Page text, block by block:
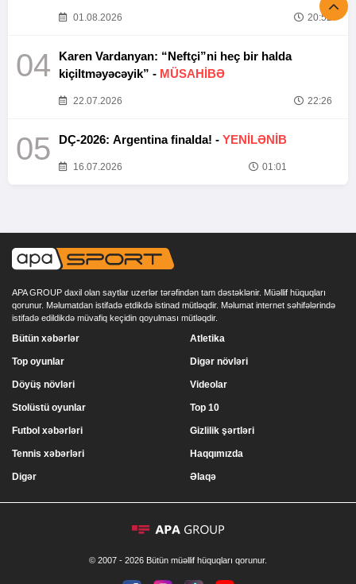
01.08.2026 20:52
04
Karen Vardanyan: “Neftçi”ni heç bir halda
kiçiltməyəcəyik” - MÜSAHİBƏ
22.07.2026 22:26
05 DÇ-2026: Argentina finalda! - YENİLƏNİB
16.07.2026 01:01
APA GROUP daxil olan saytlar uzerlər tərəfindən tam dəstəklənir. Müəllif hüquqları
qorunur. Məlumatdan istifadə etdikdə istinad mütləqdir. Məlumat internet səhifələrində
istifadə edildikdə müvafiq keçidin qoyulması mütləqdir.
Bütün xəbərlər
Top oyunlar
Döyüş növləri
Stolüstü oyunlar
Atletika
Digər növləri
Videolar
Top 10
Futbol xəbərləri
Tennis xəbərləri
Digər
Gizlilik şərtləri
Haqqımızda
Əlaqə
© 2007 - 2026 Bütün müəllif hüquqları qorunur.